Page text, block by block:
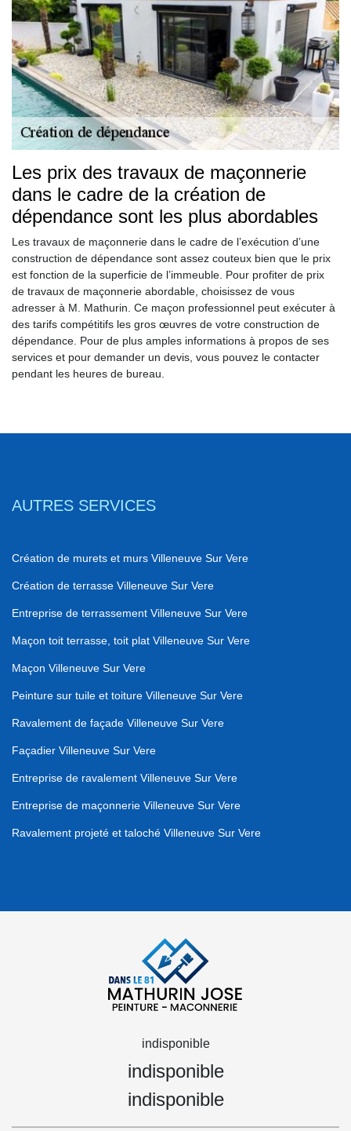
Les prix des travaux de maçonnerie
dans le cadre de la création de
dépendance sont les plus abordables
Les travaux de maçonnerie dans le cadre de l’exécution d’une
construction de dépendance sont assez couteux bien que le prix
est fonction de la superficie de l’immeuble. Pour profiter de prix
de travaux de maçonnerie abordable, choisissez de vous
adresser à M. Mathurin. Ce maçon professionnel peut exécuter à
des tarifs compétitifs les gros œuvres de votre construction de
dépendance. Pour de plus amples informations à propos de ses
services et pour demander un devis, vous pouvez le contacter
pendant les heures de bureau.
AUTRES SERVICES
Création de murets et murs Villeneuve Sur Vere
Création de terrasse Villeneuve Sur Vere
Entreprise de terrassement Villeneuve Sur Vere
Maçon toit terrasse, toit plat Villeneuve Sur Vere
Maçon Villeneuve Sur Vere
Peinture sur tuile et toiture Villeneuve Sur Vere
Ravalement de façade Villeneuve Sur Vere
Façadier Villeneuve Sur Vere
Entreprise de ravalement Villeneuve Sur Vere
Entreprise de maçonnerie Villeneuve Sur Vere
Ravalement projeté et taloché Villeneuve Sur Vere
indisponible
indisponible
indisponible